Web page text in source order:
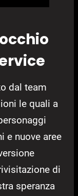
dal team
le quali a
e nuove aree
di
speranza